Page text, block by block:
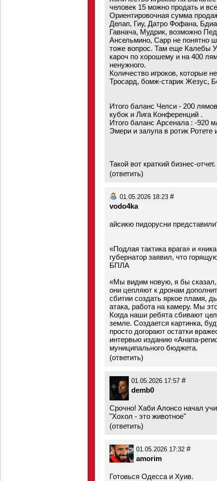
человек 15 можно продать и
Ориентировочная сумма
Делап, Гиу, Датро Фофана,
Гавнача, Мудрик, возможно
Ансельмино, Сарр не понятно
тоже вопрос. Там еще Калебы
кароч по хорошему и на 400
ненужного.
Количество игроков, которые
Тросард, бомж-старик Жезус,
Итого баланс Челси - 200
кубок и Лига Конференций .
Итого баланс Арсенала : -920
Эмери и залупа в ротик Ротете
Такой вот краткий бизнес-
(ответить)
01.05.2026 18:23 #
vodo4ka
айсикю пидорусни
«Подлая тактика врага» и
губернатор заявил, что
БПЛА
«Мы видим новую, я бы
они цепляют к дронам
сбитии создать яркое пламя,
атака, работа на камеру. Мы
Когда наши ребята сбивают
земле. Создается картинка,
просто догорают остатки
интервью изданию «Анапа-
муниципального бюджета.
(ответить)
01.05.2026 17:57 #
demb0
Срочно! Хаби Алонсо начал
"Хохол - это животное"
(ответить)
01.05.2026 17:32 #
amorim
Готовься Одесса и Хуив.